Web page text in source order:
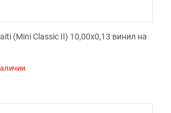
(Mini Classic II) 10,00x0,13 винил на